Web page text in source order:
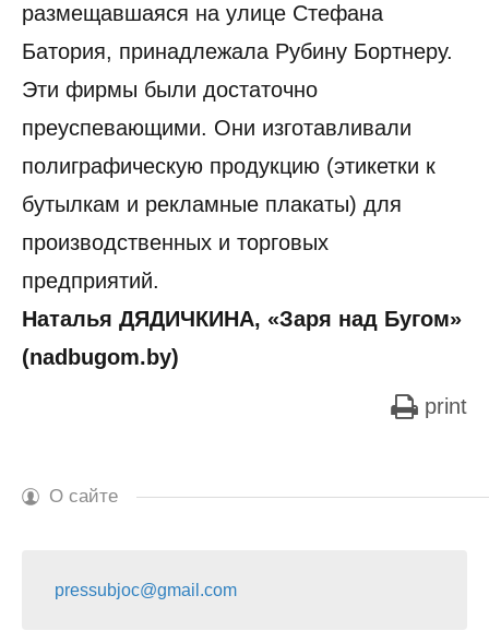
размещавшаяся на улице Стефана
Батория, принадлежала Рубину Бортнеру.
Эти фирмы были достаточно
преуспевающими. Они изготавливали
полиграфическую продукцию (этикетки к
бутылкам и рекламные плакаты) для
производственных и торговых
предприятий.
Наталья ДЯДИЧКИНА, «Заря над Бугом»
(nadbugom.by)
print
О сайте
pressubjoc@gmail.com